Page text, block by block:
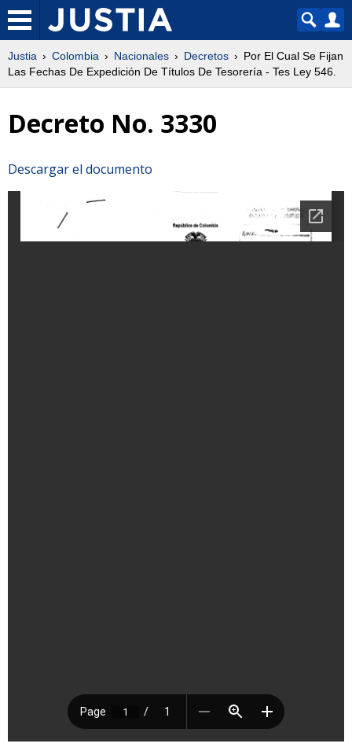
Justia Colombia Nacionales Decretos
Por El Cual Se Fijan
Las Fechas De Expedición De Títulos De Tesorería - Tes Ley 546.
Decreto No. 3330
Descargar el documento